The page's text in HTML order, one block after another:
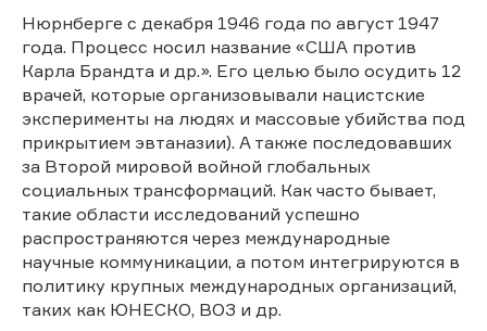
Нюрнберге с декабря 1946 года по август 1947
года. Процесс носил название «США против
Карла Брандта и др.». Его целью было осудить 12
врачей, которые организовывали нацистские
эксперименты на людях и массовые убийства под
прикрытием эвтаназии). А также последовавших
за Второй мировой войной глобальных
социальных трансформаций. Как часто бывает,
такие области исследований успешно
распространяются через международные
научные коммуникации, а потом интегрируются в
политику крупных международных организаций,
таких как ЮНЕСКО, ВОЗ и др.